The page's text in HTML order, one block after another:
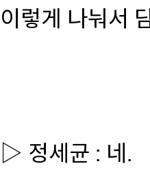
이렇게 나눠서
▷ 정세균 : 네.